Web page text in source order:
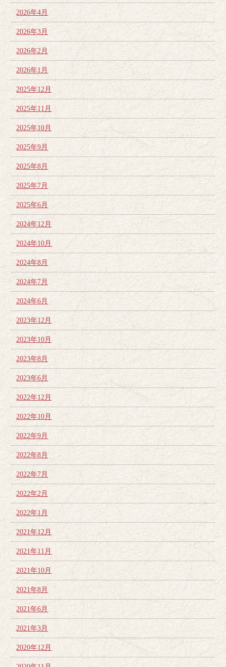
2026年4月
2026年3月
2026年2月
2026年1月
2025年12月
2025年11月
2025年10月
2025年9月
2025年8月
2025年7月
2025年6月
2024年12月
2024年10月
2024年8月
2024年7月
2024年6月
2023年12月
2023年10月
2023年8月
2023年6月
2022年12月
2022年10月
2022年9月
2022年8月
2022年7月
2022年2月
2022年1月
2021年12月
2021年11月
2021年10月
2021年8月
2021年6月
2021年3月
2020年12月